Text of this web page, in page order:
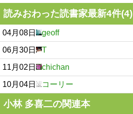
読みおわった読書家最新4件(4)
04月08日 geoff
06月30日 T
11月02日 chichan
10月04日 コーリー
小林 多喜二の関連本